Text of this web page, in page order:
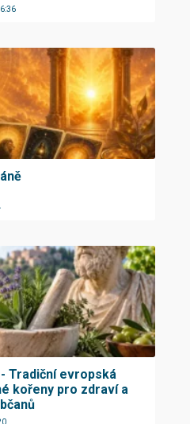
Tradiční evropská
kořeny pro zdraví a